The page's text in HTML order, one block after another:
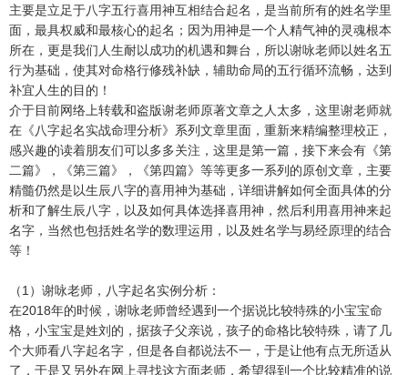
主要是立足于八字五行喜用神互相结合起名，是当前所有的姓名学里
面，最具权威和最核心的起名；因为用神是一个人精气神的灵魂根本
所在，更是我们人生耐以成功的机遇和舞台，所以谢咏老师以姓名五
行为基础，使其对命格行修残补缺，辅助命局的五行循环流畅，达到
补宜人生的目的！
介于目前网络上转载和盗版谢老师原著文章之人太多，这里谢老师就
在《八字起名实战命理分析》系列文章里面，重新来精编整理校正，
感兴趣的读着朋友们可以多多关注，这里是第一篇，接下来会有《第
二篇》，《第三篇》，《第四篇》等等更多一系列的原创文章，主要
精髓仍然是以生辰八字的喜用神为基础，详细讲解如何全面具体的分
析和了解生辰八字，以及如何具体选择喜用神，然后利用喜用神来起
名字，当然也包括姓名学的数理运用，以及姓名学与易经原理的结合
等！
（1）谢咏老师，八字起名实例分析：
在2018年的时候，谢咏老师曾经遇到一个据说比较特殊的小宝宝命
格，小宝宝是姓刘的，据孩子父亲说，孩子的命格比较特殊，请了几
个大师看八字起名字，但是各自都说法不一，于是让他有点无所适从
了，于是又另外在网上寻找这方面老师，希望得到一个比较精准的说